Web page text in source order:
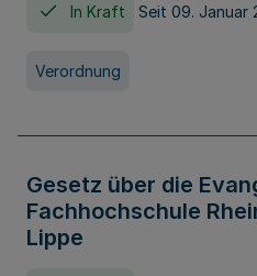
In Kraft Seit 09. Januar
Verordnung
Gesetz über die
Fachhochschule
Lippe